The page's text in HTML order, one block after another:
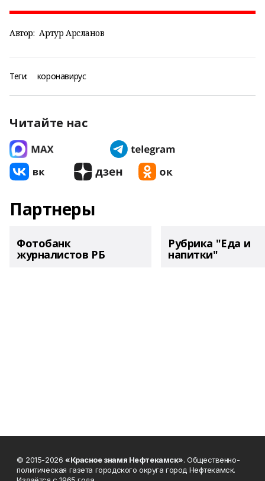
Автор: Артур Арсланов
Теги: коронавирус
Читайте нас
Партнеры
Фотобанк
журналистов РБ
Рубрика "Еда и
напитки"
© 2015-2026 «Красное знамя Нефтекамск». Общественно-
политическая газета городского округа город Нефтекамск.